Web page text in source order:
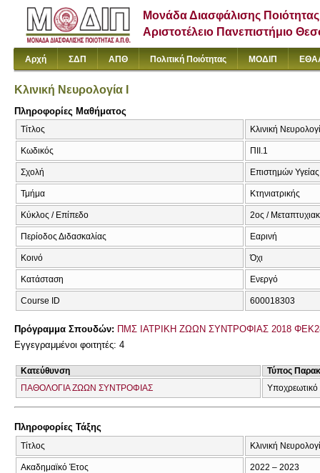
Μονάδα Διασφάλισης Ποιότητας
Αριστοτέλειο Πανεπιστήμιο
Αρχή ΣΔΠ ΑΠΘ Πολιτική Ποιότητας ΜΟΔΙΠ
Κλινική Νευρολογία Ι
Πληροφορίες Μαθήματος
Τίτλος Κλινική
Κωδικός ΠΙΙ.1
Σχολή Επιστημών Υγείας
Τμήμα Κτηνιατρικής
Κύκλος / Επίπεδο 2ος /
Περίοδος Διδασκαλίας Εαρινή
Κοινό Όχι
Κατάσταση Ενεργό
Course ID 600018303
Πρόγραμμα Σπουδών: ΠΜΣ ΙΑΤΡΙΚΗ ΖΩΩΝ ΣΥΝΤΡΟΦΙΑΣ 2018
Εγγεγραμμένοι φοιτητές: 4
Κατεύθυνση
Τύπος
ΠΑΘΟΛΟΓΙΑ ΖΩΩΝ ΣΥΝΤΡΟΦΙΑΣ
Υποχρεωτικό
Πληροφορίες Τάξης
Τίτλος Κλινική
Ακαδημαϊκό Έτος 2022 – 2023